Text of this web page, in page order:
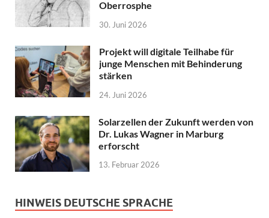
Oberrosphe
30. Juni 2026
Projekt will digitale Teilhabe für
junge Menschen mit Behinderung
stärken
24. Juni 2026
Solarzellen der Zukunft werden von
Dr. Lukas Wagner in Marburg
erforscht
13. Februar 2026
HINWEIS DEUTSCHE SPRACHE